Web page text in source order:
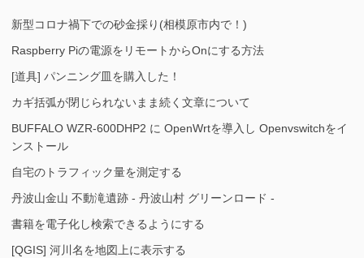
新型コロナ禍下での砂金採り(相模原市内で！)
Raspberry Piの電源をリモートからOnにする方法
[道具] パンニング皿を購入した！
カギ括弧が閉じられないまま続く文章について
BUFFALO WZR-600DHP2 に OpenWrtを導入し Openvswitchをイ
ンストール
自宅のトラフィック量を測定する
丹波山金山 不動滝遺跡 - 丹波山村 グリーンロード -
書籍を電子化し検索できるようにする
[QGIS] 河川名を地図上に表示する